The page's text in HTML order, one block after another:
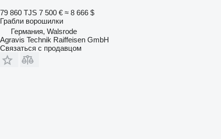
79 860 TJS 7 500 € ≈ 8 666 $
Грабли ворошилки
Германия, Walsrode
Agravis Technik Raiffeisen GmbH
Связаться с продавцом